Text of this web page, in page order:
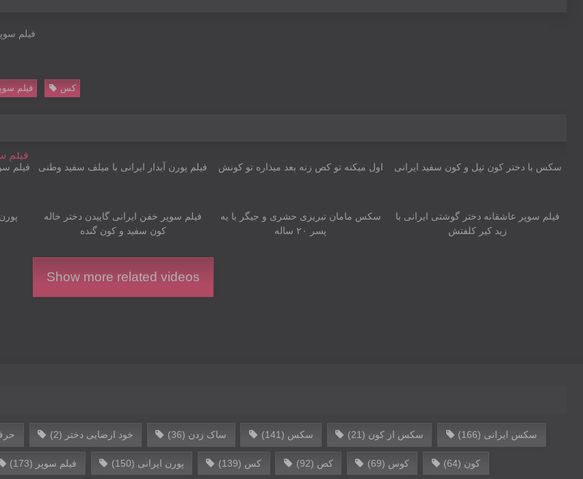
فیلم
فیلم کس
فیلم
فیلم پورن آبدار ایرانی‌ با میلف سفید وطنی اول میکنه تو کص زنه بعد میذاره تو کونش
فیلم سوپر خفن ایرانی‌ گاییدن دختر خاله
کون سفید و کون گنده
سکس مامان تبریزی حشری و جیگر با یه
پسر ۲۰ ساله
فیلم سوپر عاشقانه دختر گوشتی ایرانی‌ با
زید کیر کلفتش
Show more related videos
خود ارضایی دختر (2) ساک زدن (36) سکس (141) سکس از کون (21) سکس ایرانی (166)
فیلم سوپر (173) پورن ایرانی (150) کس (139) کص (92) کوس (69) کون (64)